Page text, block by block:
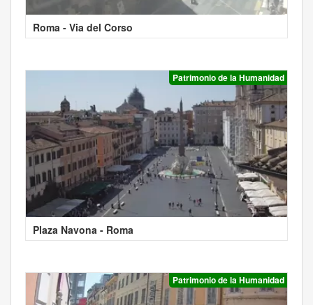
Roma - Via del Corso
Patrimonio de la Humanidad
Plaza Navona - Roma
Patrimonio de la Humanidad